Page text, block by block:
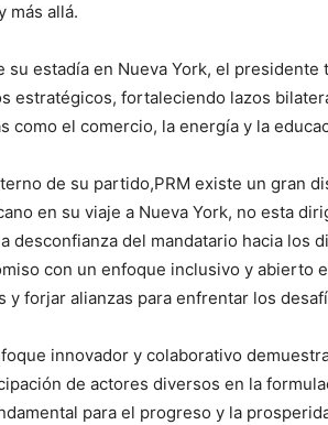
más allá.
su estadía en Nueva York, el
estratégicos, fortaleciendo lazos
como el comercio, la energía y la
de su partido,PRM existe un gran
en su viaje a Nueva York, no esta
desconfianza del mandatario hacia los
con un enfoque inclusivo y abierto
y forjar alianzas para enfrentar los
innovador y colaborativo
de actores diversos en la
para el progreso y la